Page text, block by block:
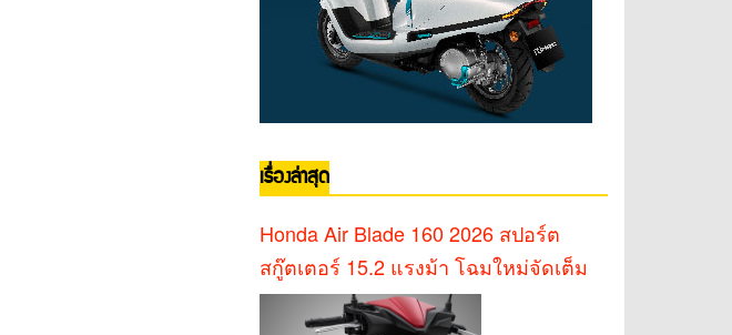
เรื่องล่าสุด
Honda Air Blade 160 2026 สปอร์ต
สกู๊ตเตอร์ 15.2 แรงม้า โฉมใหม่จัดเต็ม